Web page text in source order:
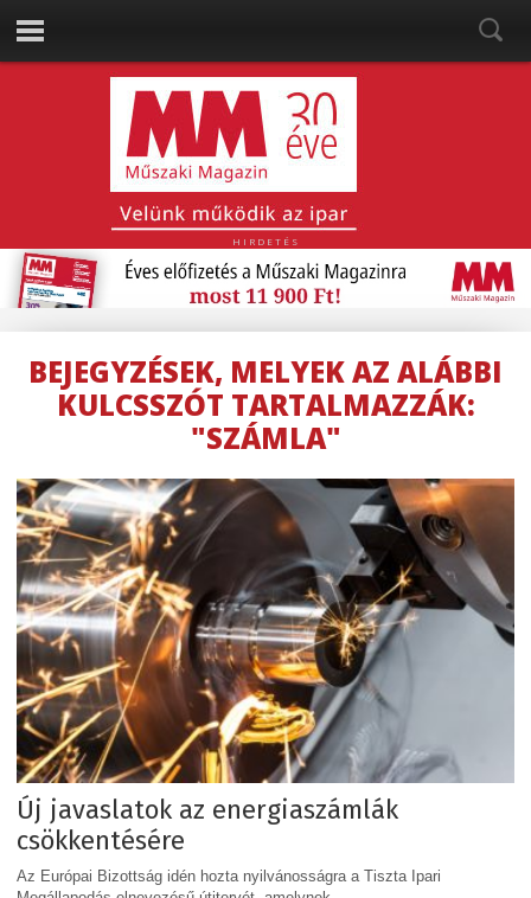
HIRDETÉS
BEJEGYZÉSEK, MELYEK AZ ALÁBBI
KULCSSZÓT TARTALMAZZÁK:
"SZÁMLA"
Új javaslatok az energiaszámlák
csökkentésére
Az Európai Bizottság idén hozta nyilvánosságra a Tiszta Ipari